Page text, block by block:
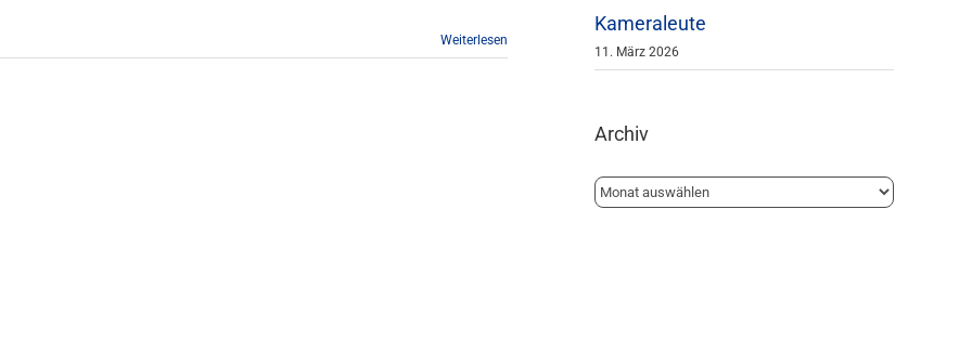
Weiterlesen
Kameraleute
11. März 2026
Archiv
Archiv